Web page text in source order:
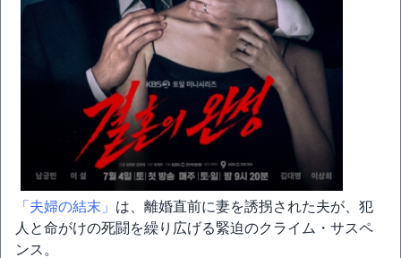
「夫婦の結末」 は、離婚直前に妻を誘拐された夫が、犯
人と命がけの死闘を繰り広げる緊迫のクライム・サスペ
ンス。